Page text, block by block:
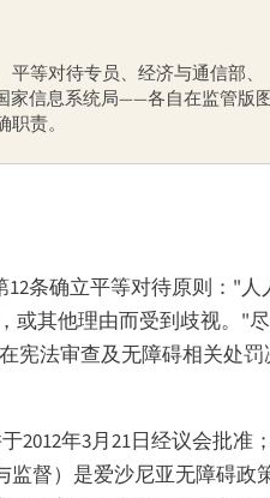
平等对待专员、经济与通信部、
家信息系统局——各自在监管版
责。
12条确立平等对待原则："
其他理由而受到歧视。"
宪法审查及无障碍相关处
于2012年3月21日经议会批准
督）是爱沙尼亚无障碍政